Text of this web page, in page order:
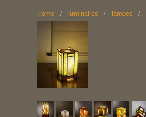
Home / luminaires / lampes /